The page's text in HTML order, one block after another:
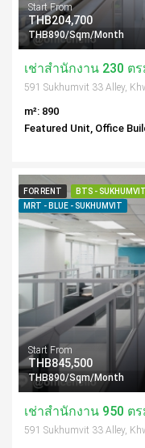
Start From
THB204,700
THB890/Sqm/Month
เช่าสำนักงาน 230 ต
m²: 890
Featured Unit, Office
FOR RENT
BTS -
MRT - BLUE - SUKHUMVIT
Start From
THB845,500
THB890/Sqm/Month
เช่าสำนักงาน 950 ต